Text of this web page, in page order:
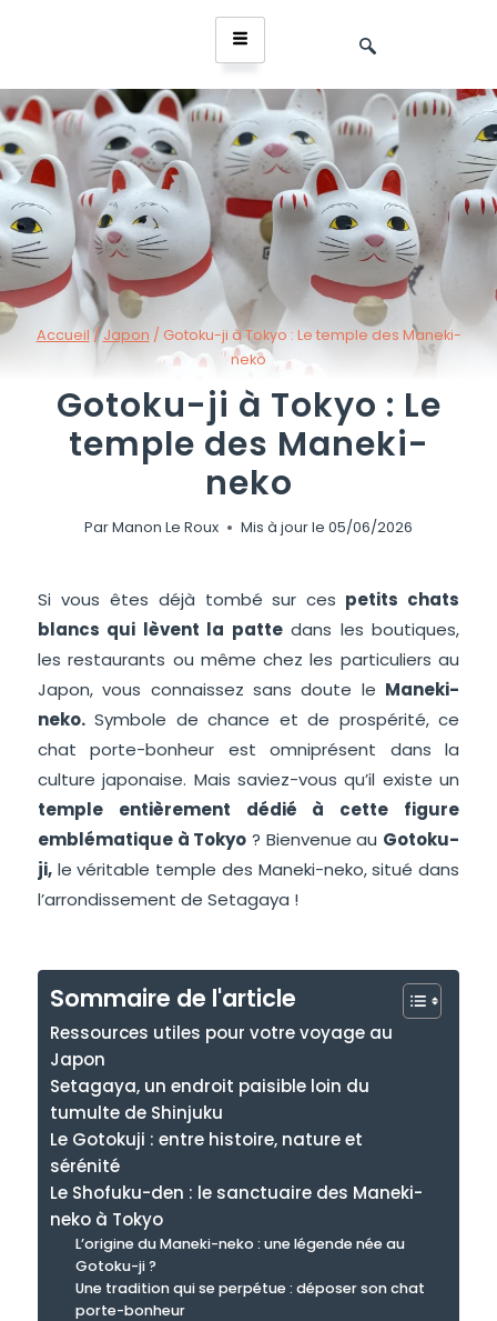
Accueil /Japon / Gotoku-ji à Tokyo : Le temple des Maneki-
neko
Gotoku-ji à Tokyo : Le
temple des Maneki-
neko
ParManon Le Roux Mis à jour le 05/06/2026
Si vous êtes déjà tombé sur ces petits chats
blancs qui lèvent la pattedans les boutiques,
les restaurants ou même chez les particuliers au
Japon, vous connaissez sans doute le Maneki-
neko. Symbole de chance et de prospérité, ce
chat porte-bonheur est omniprésent dans la
culture japonaise. Mais saviez-vous qu’il existe un
temple entièrement dédié à cette figure
emblématique à Tokyo ? Bienvenue au Gotoku-
ji, le véritable temple des Maneki-neko, situé dans
l’arrondissement de Setagaya !
Sommaire de l'article
Ressources utiles pour votre voyage au
Japon
Setagaya, un endroit paisible loin du
tumulte de Shinjuku
Le Gotokuji : entre histoire, nature et
sérénité
Le Shofuku-den : le sanctuaire des Maneki-
neko à Tokyo
L’origine du Maneki-neko : une légende née au
Gotoku-ji ?
Une tradition qui se perpétue : déposer son chat
porte-bonheur